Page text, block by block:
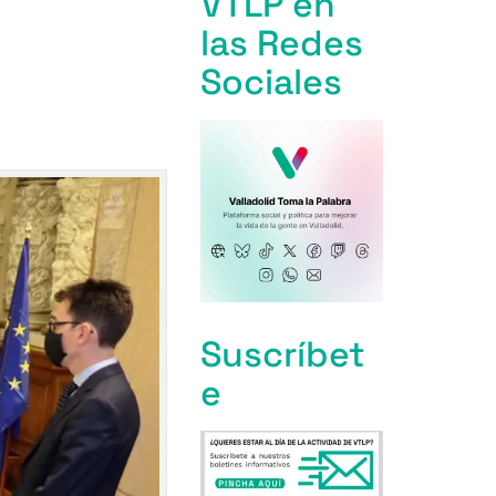
las Redes
Sociales
Suscríbet
e